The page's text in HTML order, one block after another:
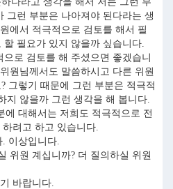
그런 부분은 나아져야 된다라는 생
에서 적극적으로 검토를 해서 필
필요가 있지 않을까 싶습니다.
로 검토를 해 주셨으면 좋겠습니
원님께서도 말씀하시고 다른 위원
그렇기 때문에 그런 부분은 적극적
지 않을까 그런 생각을 해 봅니다.
에 대해서는 저희도 적극적으로 전
려고 하고 있습니다.
이상입니다.
위원 계십니까? 더 질의하실 위원
바랍니다.